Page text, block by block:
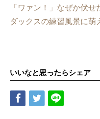
「ワァン！」なぜか伏
ダックスの練習風景に萌
いいなと思ったらシェア
Share Tweet